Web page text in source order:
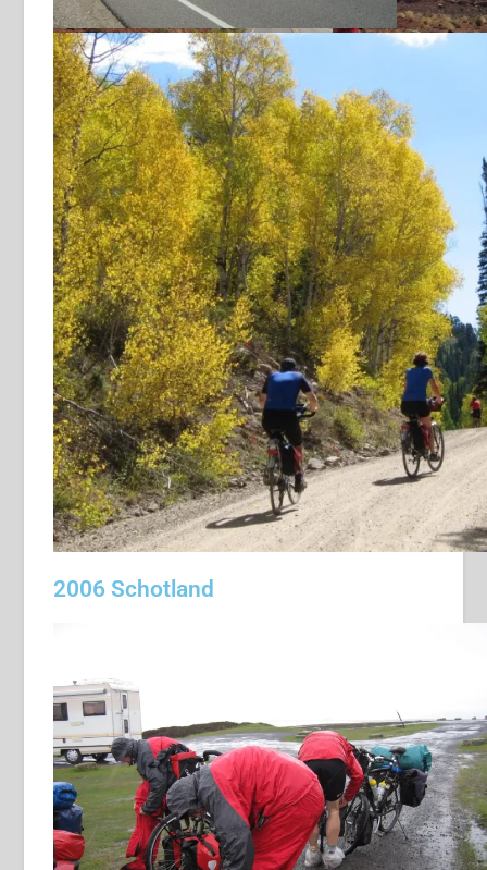
Grand Tetons
een wagen volgeladen
2006 Schotland